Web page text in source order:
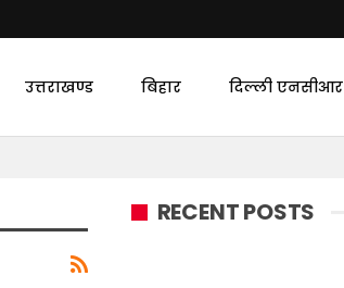
उत्तराखण्ड बिहार दिल्ली एनसीआर
RECENT POSTS